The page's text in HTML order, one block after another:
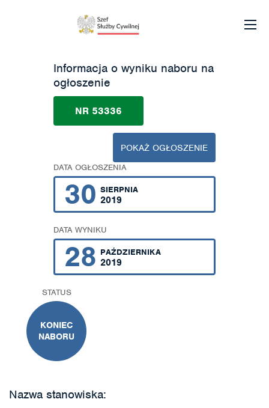
Informacja o wyniku naboru na
ogłoszenie
NR 53336
POKAŻ OGŁOSZENIE
DATA OGŁOSZENIA
30 SIERPNIA
2019
DATA WYNIKU
28 PAŹDZIERNIKA
2019
STATUS
KONIEC
NABORU
Nazwa stanowiska: